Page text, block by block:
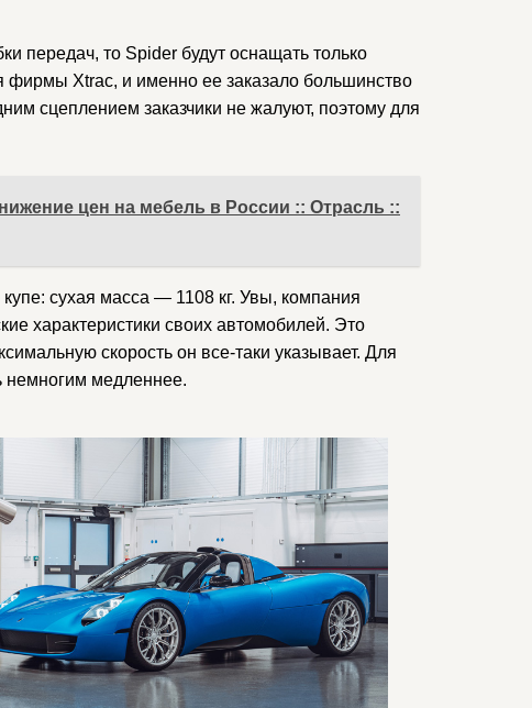
передач, то Spider будут оснащать только
фирмы Xtrac, и именно ее заказало большинство
сцеплением заказчики не жалуют, поэтому для
цен на мебель в России :: Отрасль ::
сухая масса — 1108 кг. Увы, компания
характеристики своих автомобилей. Это
скорость он все-таки указывает. Для
немногим медленнее.